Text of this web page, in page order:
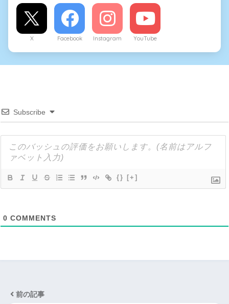
X Facebook Instagram YouTube
Subscribe
{} [+]
0 COMMENTS
前の記事